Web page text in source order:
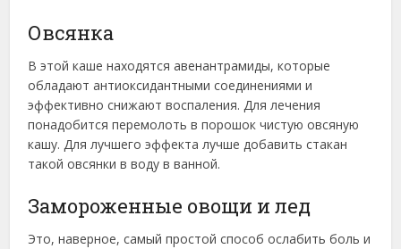
Овсянка
В этой каше находятся авенантрамиды, которые
обладают антиоксидантными соединениями и
эффективно снижают воспаления. Для лечения
понадобится перемолоть в порошок чистую овсяную
кашу. Для лучшего эффекта лучше добавить стакан
такой овсянки в воду в ванной.
Замороженные овощи и лед
Это, наверное, самый простой способ ослабить боль и